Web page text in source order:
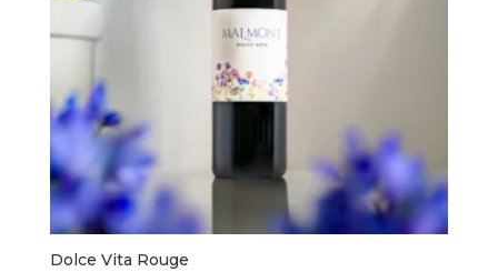
Dolce Vita Rouge